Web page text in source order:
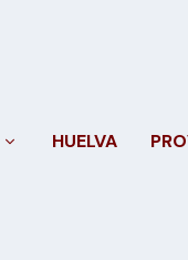
HUELVA